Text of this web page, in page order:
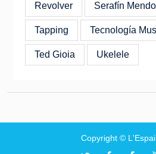
Revolver Serafín
Tapping Tecnología
Ted Gioia Ukelele
Copyright ©